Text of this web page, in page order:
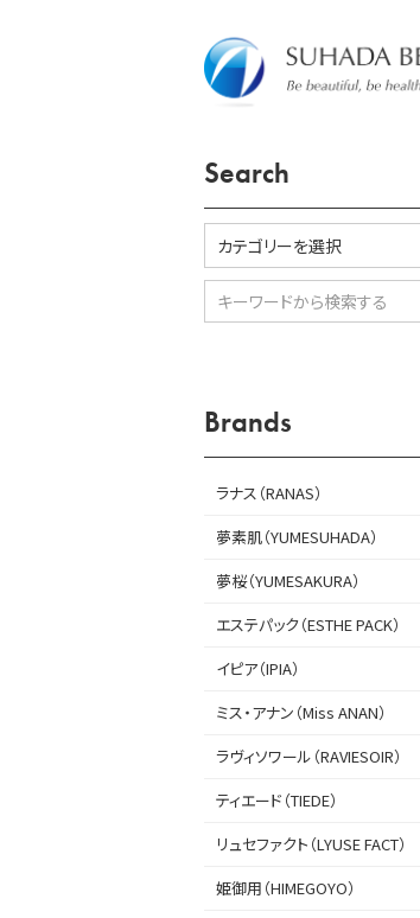
Search
Brands
ラナス（RANAS）
夢素肌（YUMESUHADA）
夢桜（YUMESAKURA）
エステパック（ESTHE PACK）
イピア（IPIA）
ミス・アナン（Miss ANAN）
ラヴィソワール（RAVIESOIR）
ティエード（TIEDE）
リュセファクト（LYUSE FACT）
姫御用（HIMEGOYO）